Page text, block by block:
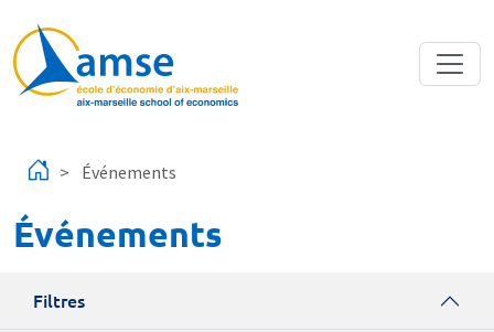
Événements
Événements
Filtres